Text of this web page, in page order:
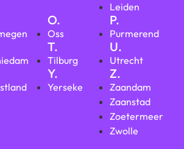
Leiden
O.
Oss
P.
Purmerend
T.
Tilburg
U.
Utrecht
Y.
Yerseke
Z.
Zaandam
Zaanstad
Zoetermeer
Zwolle